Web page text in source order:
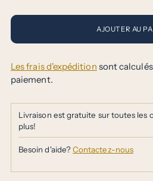
AJOUTER AU
Les frais d'expédition sont
paiement.
Livraison est gratuite sur toutes les
plus!
Besoin d'aide?Contactez-nous